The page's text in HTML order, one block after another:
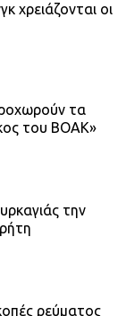
χρειάζονται οι
τα
του ΒΟΑΚ»
την
ρεύματος